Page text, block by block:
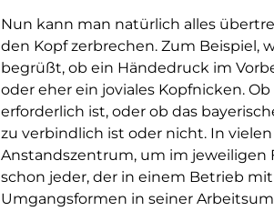
Nun kann man natürlich alles
den Kopf zerbrechen. Zum Beispiel,
begrüßt, ob ein Händedruck im
oder eher ein joviales Kopfnicken.
erforderlich ist, oder ob das
zu verbindlich ist oder nicht. In
Anstandszentrum, um im jeweiligen
schon jeder, der in einem Betrieb
Umgangsformen in seiner